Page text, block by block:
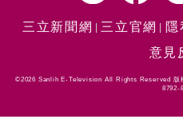
三立新聞網 三立官網 隱
意見
©2026 Sanlih E-Television All Rights Reserved 版
8792-